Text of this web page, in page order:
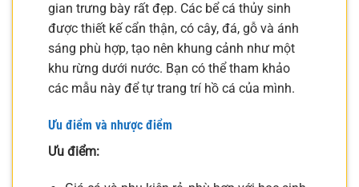
gian trưng bày rất đẹp. Các bể cá thủy sinh
được thiết kế cẩn thận, có cây, đá, gỗ và ánh
sáng phù hợp, tạo nên khung cảnh như một
khu rừng dưới nước. Bạn có thể tham khảo
các mẫu này để tự trang trí hồ cá của mình.
Ưu điểm và nhược điểm
Ưu điểm: